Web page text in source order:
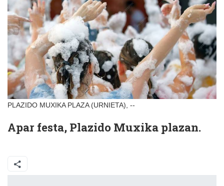
PLAZIDO MUXIKA PLAZA (URNIETA), --
Apar festa, Plazido Muxika plazan.